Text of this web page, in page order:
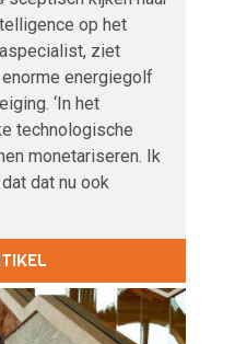
op het
ziet
energiegolf
‘In het
technologische
monetariseren. Ik
dat nu ook